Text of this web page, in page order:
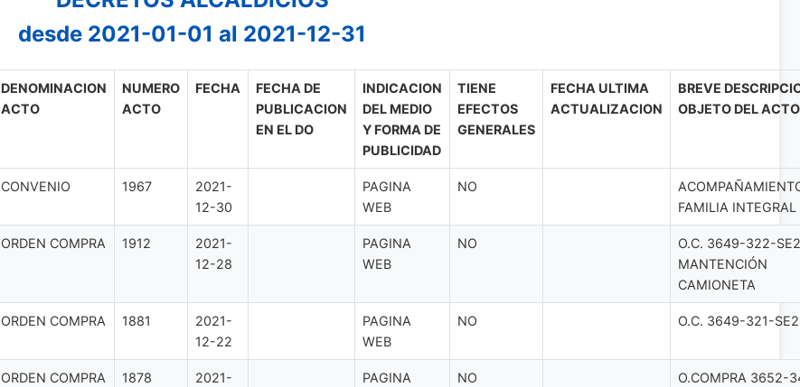
desde 2021-01-01 al 2021-12-31
DENOMINACION
ACTO
NUMERO
ACTO
FECHA
FECHA DE
PUBLICACION
EN EL DO
INDICACION
DEL MEDIO
Y FORMA DE
PUBLICIDAD
TIENE
EFECTOS
GENERALES
FECHA ULTIMA
ACTUALIZACION
BREVE
OBJETO DEL ACTO
CONVENIO 1967
2021-
12-30
PAGINA
WEB
NO
FAMILIA
ORDEN COMPRA 1912
2021-
12-28
PAGINA
WEB
NO
O.C. 3649-322-
MANTENCIÓN
CAMIONETA
ORDEN COMPRA 1881
2021-
12-22
PAGINA
WEB
NO O.C. 3649-321-
ORDEN COMPRA 1878
2021-
PAGINA
NO
O.COMPRA 3652-